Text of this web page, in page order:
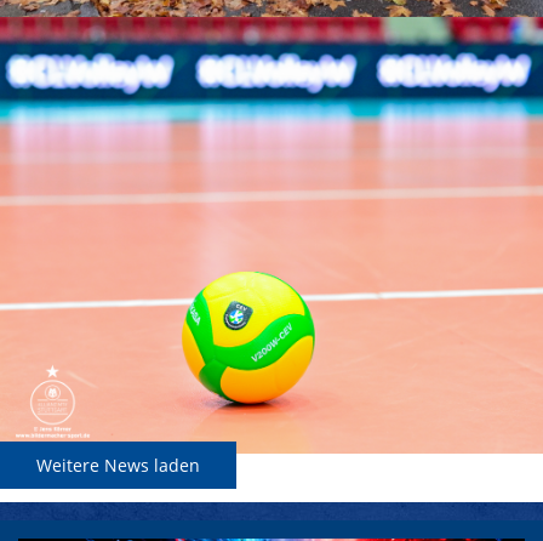
Weitere News laden